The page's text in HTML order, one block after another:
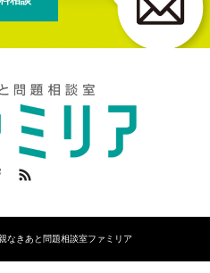
Facebook
なきあと問題相談室ファミリア